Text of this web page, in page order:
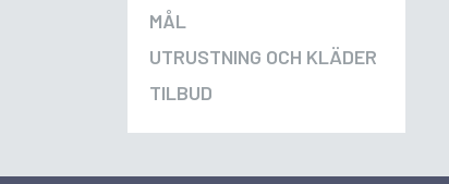
MÅL
UTRUSTNING OCH KLÄDER
TILBUD